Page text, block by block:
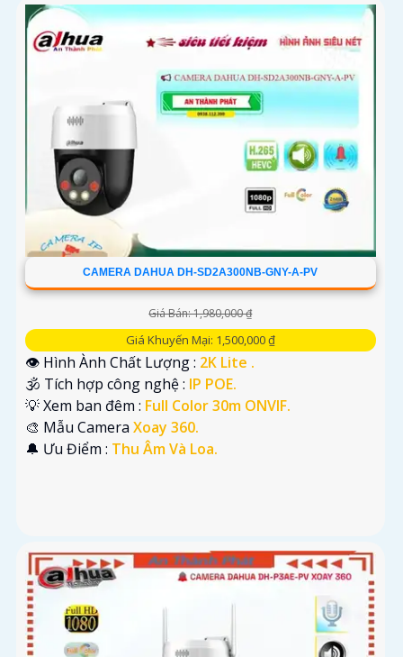
CAMERA DAHUA DH-SD2A300NB-GNY-A-PV
Giá Bán: 1,980,000 ₫
Giá Khuyến Mại: 1,500,000 ₫
👁 Hình Ành Chất Lượng : 2K Lite .
🕉️ Tích hợp công nghệ : IP POE.
💡 Xem ban đêm : Full Color 30m ONVIF.
🎨 Mẫu Camera Xoay 360.
️🔔 Ưu Điểm : Thu Âm Và Loa.